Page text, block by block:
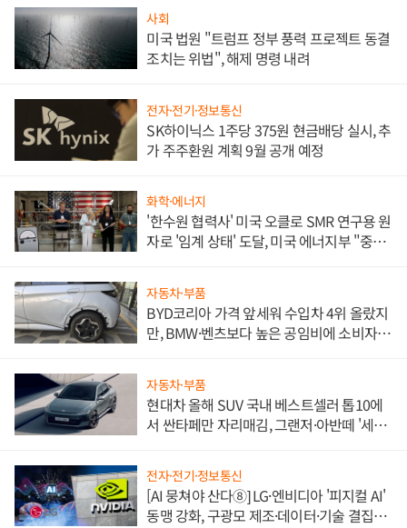
사회
미국 법원 "트럼프 정부 풍력 프로젝트 동결
조치는 위법", 해제 명령 내려
전자·전기·정보통신
SK하이닉스 1주당 375원 현금배당 실시, 추
가 주주환원 계획 9월 공개 예정
화학·에너지
'한수원 협력사' 미국 오클로 SMR 연구용 원
자로 '임계 상태' 도달, 미국 에너지부 "중요
자동차·부품
BYD코리아 가격 앞세워 수입차 4위 올랐지
만, BMW·벤츠보다 높은 공임비에 소비자
자동차·부품
현대차 올해 SUV 국내 베스트셀러 톱10에
서 싼타페만 자리매김, 그랜저·아반떼 '세단
전자·전기·정보통신
[AI 뭉쳐야 산다⑧] LG·엔비디아 '피지컬 AI'
동맹 강화, 구광모 제조·데이터·기술 결집